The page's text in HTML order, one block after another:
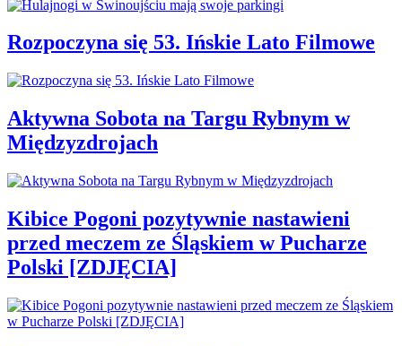
Rozpoczyna się 53. Ińskie Lato Filmowe
Aktywna Sobota na Targu Rybnym w
Międzyzdrojach
Kibice Pogoni pozytywnie nastawieni
przed meczem ze Śląskiem w Pucharze
Polski [ZDJĘCIA]